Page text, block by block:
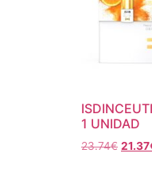
1 UNIDAD
23.74€ 21.37